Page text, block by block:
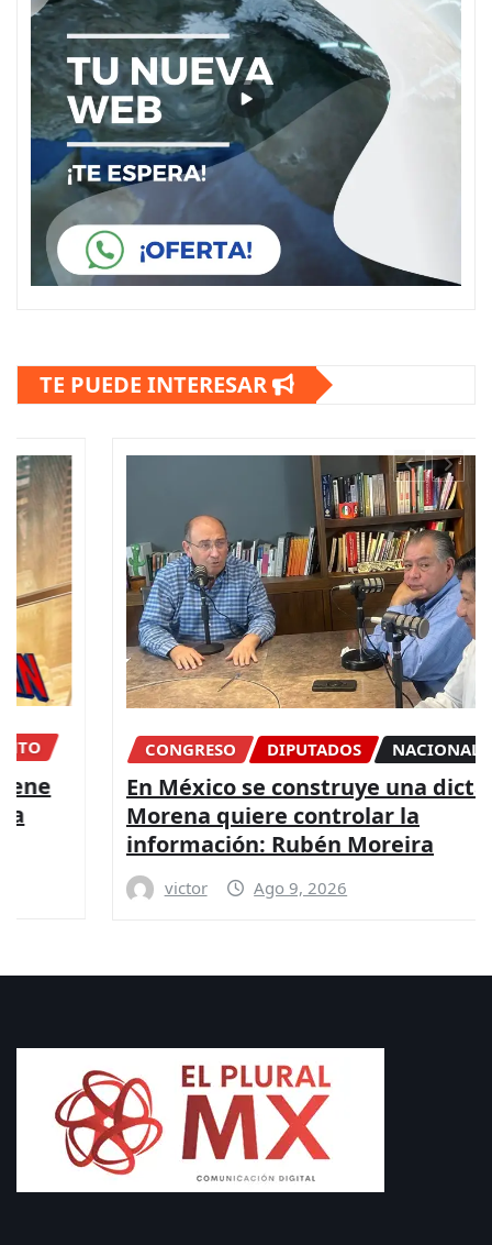
TE PUEDE INTERESAR
CONGRESO DIPUTADOS NACIONAL
México se construye una dictadura,
quiere controlar la
Rubén Moreira
Ago 9, 2026